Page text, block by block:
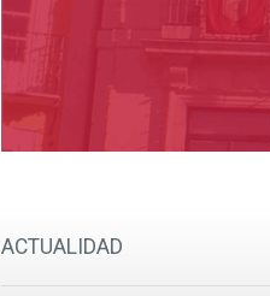
ACTUALIDAD